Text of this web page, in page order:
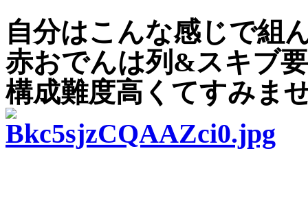
自分はこんな感じで組
赤おでんは列&スキブ
構成難度高くてすみま